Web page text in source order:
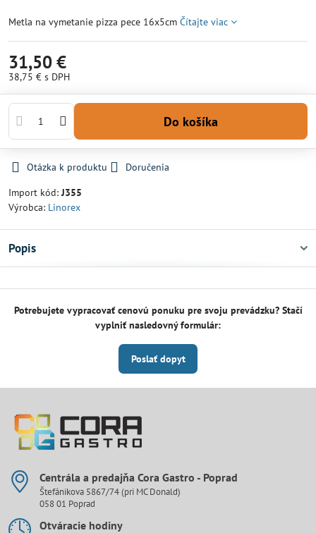
Metla na vymetanie pizza pece 16x5cm Čítajte viac
31,50 €
38,75 € s DPH
Do košíka
Otázka k produktu
Doručenia
Import kód:J355
Výrobca: Linorex
Popis
Potrebujete vypracovať cenovú ponuku pre svoju prevádzku? Stačí
vyplniť nasledovný formulár:
Poslať dopyt
Centrála a predajňa Cora Gastro - Poprad
Štefánikova 5867/74 (pri MC Donald)
058 01 Poprad
Otváracie hodiny